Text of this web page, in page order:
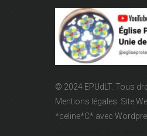
© 2024 EPUdLT. Tous
Mentions légales. Site
*celine*C* avec